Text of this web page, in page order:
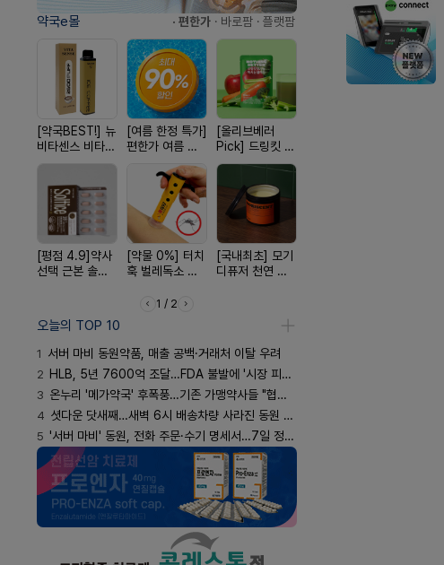
약국e몰 · 편한가 · 바로팜 · 플랫팜
[약국BEST!] 뉴
비타센스 비타민
흡입기
[여름 한정 특가]
편한가 여름 쿨
템 싹쓰리)
[올리브베러
Pick] 드링킷 건
강음료
[평점 4.9]약사
선택 근본 솔루
[약물 0%] 터치
훅 벌레독소 흡
[국내최초] 모기
디퓨저 천연 계
1 / 2
오늘의 TOP 10
1 서버 마비 동원약품, 매출 공백·거래처 이탈 우려
2 HLB, 5년 7600억 조달…FDA 불발에 '시장 피로감'
3 온누리 '메가약국' 후폭풍…기존 가맹약사들 "협의체 만들자"
4 셧다운 닷새째…새벽 6시 배송차량 사라진 동원 물류센터
5 '서버 마비' 동원, 전화 주문·수기 명세서…7일 정상화 되나